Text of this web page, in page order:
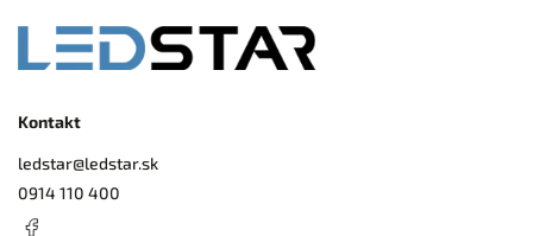
Kontakt
ledstar@ledstar.sk
0914 110 400